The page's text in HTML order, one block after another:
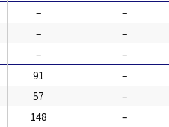
–
–
–
–
– –
91
–
57
–
148 –